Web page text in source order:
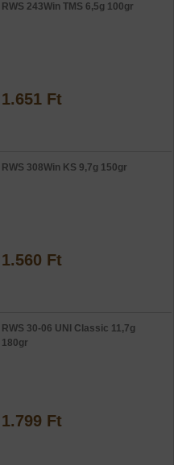
RWS 243Win TMS 6,5g 100gr
1.651 Ft
RWS 308Win KS 9,7g 150gr
1.560 Ft
RWS 30-06 UNI Classic 11,7g
180gr
1.799 Ft